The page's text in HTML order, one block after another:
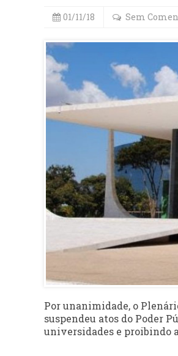
01/11/18 Sem
Por unanimidade, o
suspendeu atos do Poder
universidades e proibindo